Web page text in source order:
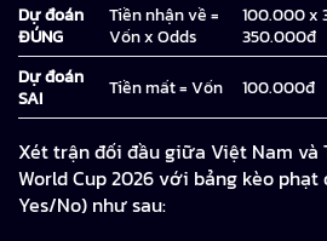
Dự đoán
ĐÚNG
Tiền nhận về =
Vốn x Odds
100.000 x
350.000đ
Dự đoán
SAI
Tiền mất = Vốn 100.000đ
Xét trận đối đầu giữa Việt Nam và
World Cup 2026 với bảng kèo
Yes/No) như sau: